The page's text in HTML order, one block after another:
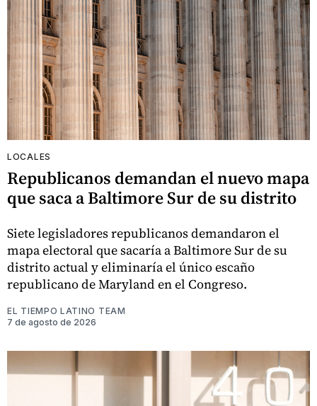
LOCALES
Republicanos demandan el nuevo mapa
que saca a Baltimore Sur de su distrito
Siete legisladores republicanos demandaron el
mapa electoral que sacaría a Baltimore Sur de su
distrito actual y eliminaría el único escaño
republicano de Maryland en el Congreso.
EL TIEMPO LATINO TEAM
7 de agosto de 2026